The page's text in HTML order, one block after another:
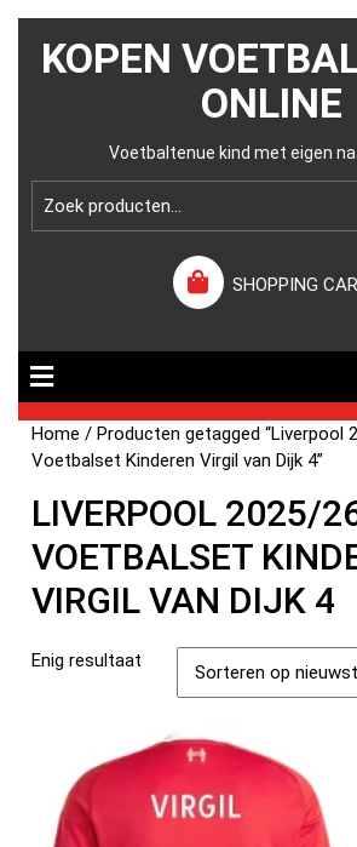
KOPEN
ONLINE
Voetbaltenue kind met eigen
SHOPPING
Home / Producten getagged “Liverpool
Voetbalset Kinderen Virgil van Dijk 4”
LIVERPOOL 2025/
VOETBALSET
VIRGIL VAN DIJK 4
Enig resultaat